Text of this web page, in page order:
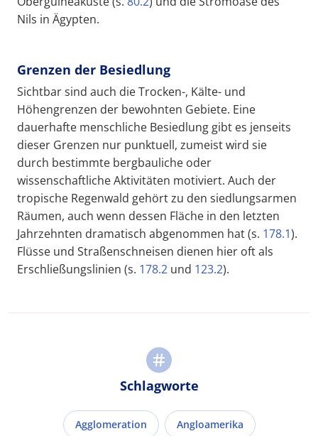
Nils in Ägypten.
Grenzen der Besiedlung
Sichtbar sind auch die Trocken-, Kälte- und
Höhengrenzen der bewohnten Gebiete. Eine
dauerhafte menschliche Besiedlung gibt es jenseits
dieser Grenzen nur punktuell, zumeist wird sie
durch bestimmte bergbauliche oder
wissenschaftliche Aktivitäten motiviert. Auch der
tropische Regenwald gehört zu den siedlungsarmen
Räumen, auch wenn dessen Fläche in den letzten
Jahrzehnten dramatisch abgenommen hat (s. 178.1).
Flüsse und Straßenschneisen dienen hier oft als
Erschließungslinien (s. 178.2 und 123.2).
Schlagworte
Agglomeration Angloamerika